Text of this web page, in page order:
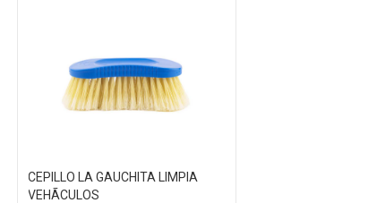
CEPILLO LA GAUCHITA LIMPIA
VEHÃ­CULOS